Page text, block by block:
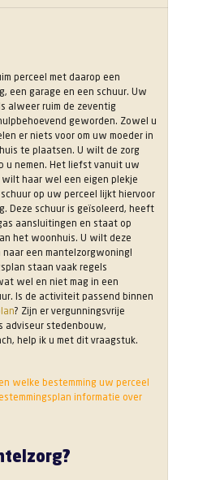
perceel met daarop een
een garage en een schuur. Uw
alweer ruim de zeventig
geworden. Zowel u
er niets voor om uw moeder in
te plaatsen. U wilt de zorg
u nemen. Het liefst vanuit uw
wilt haar wel een eigen plekje
op uw perceel lijkt hiervoor
Deze schuur is geïsoleerd, heeft
aansluitingen en staat op
het woonhuis. U wilt deze
naar een mantelzorgwoning!
staan vaak regels
wel en niet mag in een
Is de activiteit passend binnen
? Zijn er vergunningsvrije
adviseur stedenbouw,
help ik u met dit vraagstuk.
welke bestemming uw perceel
informatie over